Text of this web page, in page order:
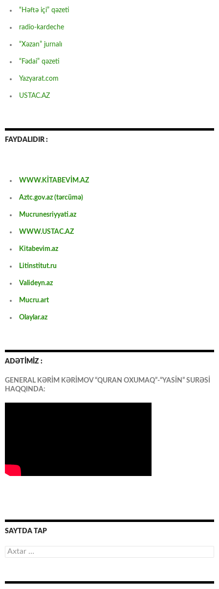
“Həftə içi” qəzeti
radio-kardeche
“Xəzan” jurnalı
“Fədai” qəzeti
Yazyarat.com
USTAC.AZ
FAYDALIDIR :
WWW.KİTABEVİM.AZ
Aztc.gov.az (tərcümə)
Mucrunesriyyati.az
WWW.USTAC.AZ
Kitabevim.az
Litinstitut.ru
Valideyn.az
Mucru.art
Olaylar.az
ADƏTİMİZ :
GENERAL KƏRİM KƏRİMOV “QURAN OXUMAQ”-“YASİN” SURƏSİ
HAQQINDA:
SAYTDA TAP
Axtarış: